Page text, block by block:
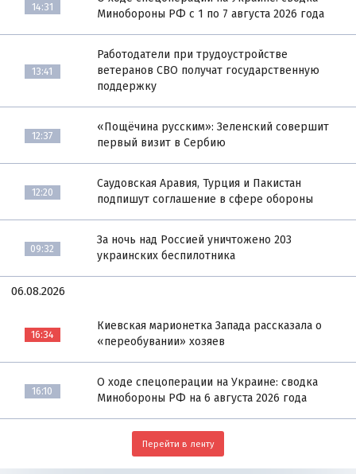
14:31
Минобороны РФ с 1 по 7 августа 2026 года
13:41
Работодатели при трудоустройстве
ветеранов СВО получат государственную
поддержку
12:37
«Пощёчина русским»: Зеленский совершит
первый визит в Сербию
12:20
Саудовская Аравия, Турция и Пакистан
подпишут соглашение в сфере обороны
09:32
За ночь над Россией уничтожено 203
украинских беспилотника
06.08.2026
16:34
Киевская марионетка Запада рассказала о
«переобувании» хозяев
16:10
О ходе спецоперации на Украине: сводка
Минобороны РФ на 6 августа 2026 года
Перейти в ленту